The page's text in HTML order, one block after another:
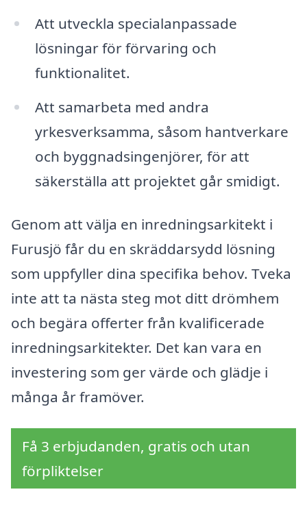
Att utveckla specialanpassade
lösningar för förvaring och
funktionalitet.
Att samarbeta med andra
yrkesverksamma, såsom hantverkare
och byggnadsingenjörer, för att
säkerställa att projektet går smidigt.
Genom att välja en inredningsarkitekt i
Furusjö får du en skräddarsydd lösning
som uppfyller dina specifika behov. Tveka
inte att ta nästa steg mot ditt drömhem
och begära offerter från kvalificerade
inredningsarkitekter. Det kan vara en
investering som ger värde och glädje i
många år framöver.
Få 3 erbjudanden, gratis och utan
förpliktelser